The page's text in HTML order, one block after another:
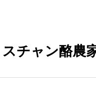
チャン酪農